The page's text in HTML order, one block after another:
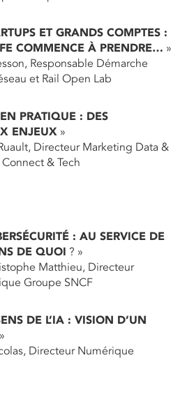
ET GRANDS COMPTES :
COMMENCE À PRENDRE… »
Responsable Démarche
et Rail Open Lab
EN PRATIQUE : DES
ENJEUX »
Directeur Marketing Data &
& Tech
: AU SERVICE DE
DE QUOI ? »
Matthieu, Directeur
Groupe SNCF
DE L’IA : VISION D’UN
»
Directeur Numérique